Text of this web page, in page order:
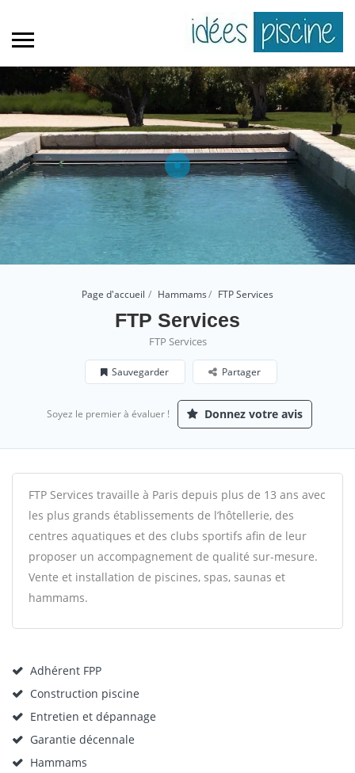
Page d'accueil Hammams FTP Services
FTP Services
FTP Services
Sauvegarder Partager
Soyez le premier à évaluer ! Donnez votre avis
FTP Services travaille à Paris depuis plus de 13 ans avec
les plus grands établissements de l’hôtellerie, des
centres aquatiques et des clubs sportifs afin de leur
proposer un accompagnement de qualité sur-mesure.
Vente et installation de piscines, spas, saunas et
hammams.
Adhérent FPP
Construction piscine
Entretien et dépannage
Garantie décennale
Hammams